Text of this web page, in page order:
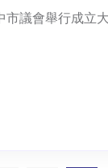
議會舉行成立